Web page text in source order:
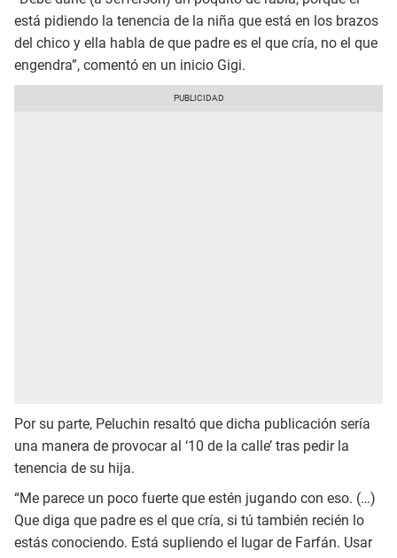
está pidiendo la tenencia de la niña que está en los brazos
del chico y ella habla de que padre es el que cría, no el que
engendra”, comentó en un inicio Gigi.
Por su parte, Peluchin resaltó que dicha publicación sería
una manera de provocar al ‘10 de la calle’ tras pedir la
tenencia de su hija.
“Me parece un poco fuerte que estén jugando con eso. (…)
Que diga que padre es el que cría, si tú también recién lo
estás conociendo. Está supliendo el lugar de Farfán. Usar